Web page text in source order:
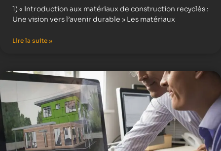
1) « Introduction aux matériaux de construction recyclés :
Une vision vers l’avenir durable » Les matériaux
Lire la suite »